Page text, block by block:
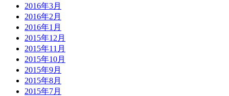
2016年3月
2016年2月
2016年1月
2015年12月
2015年11月
2015年10月
2015年9月
2015年8月
2015年7月